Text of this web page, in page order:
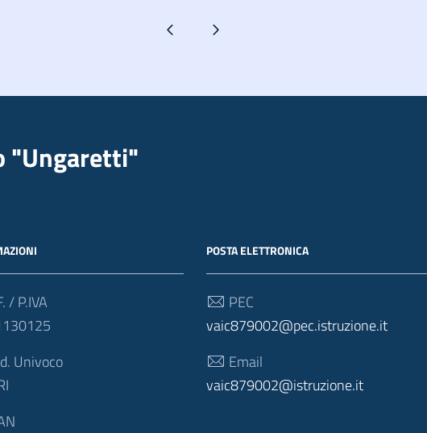
Pagina precedentePagina successiva
"Ungaretti"
/ P.IVA
Univoco
POSTA ELETTRONICA
PEC
vaic879002@pec.istruzione.it
Email
vaic879002@istruzione.it